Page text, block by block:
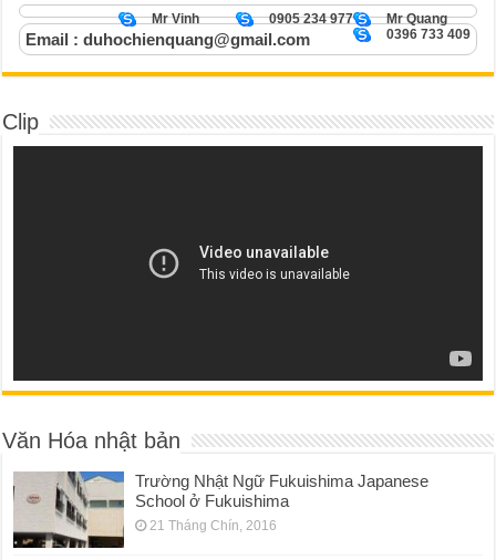
Mr Quang
0905 234 977
Mr Vinh
0396 733 409
Email : duhochienquang@gmail.com
Clip
Văn Hóa nhật bản
Trường Nhật Ngữ Fukuishima Japanese
School ở Fukuishima
21 Tháng Chín, 2016